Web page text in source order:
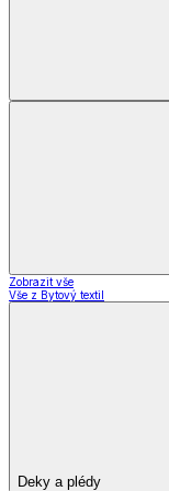
Zobrazit vše
Vše z Bytový textil
Deky a plédy